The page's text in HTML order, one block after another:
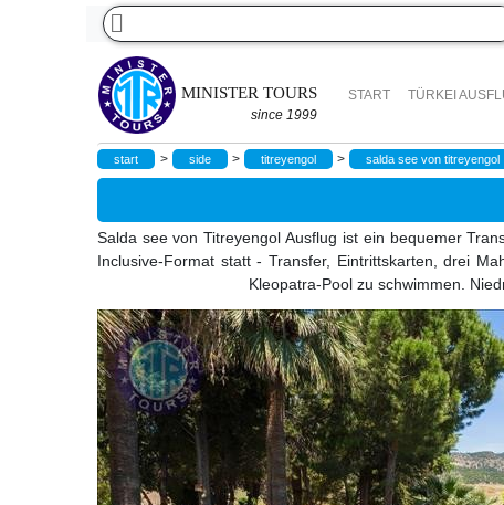
MINISTER TOURS
since 1999
START TÜRKEI
start > side > titreyengol > salda see von titreyengol
Salda see von Titreyengol Ausflug ist ein bequemer
Inclusive-Format statt - Transfer, Eintrittskarten, drei
Kleopatra-Pool zu schwimmen.